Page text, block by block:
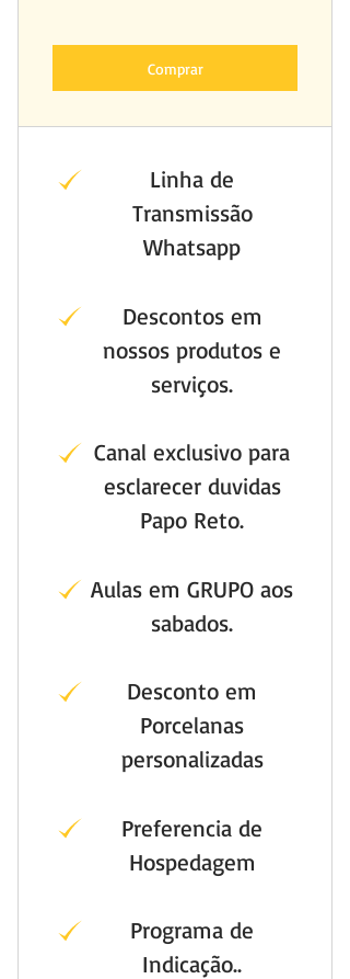
Comprar
Linha de
Transmissão
Whatsapp
Descontos em
nossos produtos e
serviços.
Canal exclusivo para
esclarecer duvidas
Papo Reto.
Aulas em GRUPO aos
sabados.
Desconto em
Porcelanas
personalizadas
Preferencia de
Hospedagem
Programa de
Indicação..